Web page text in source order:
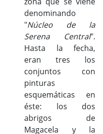
denominando
"Núcleo de la
Serena Central".
Hasta la fecha,
eran tres los
conjuntos con
pinturas
esquemáticas en
éste: los dos
abrigos de
Magacela y la